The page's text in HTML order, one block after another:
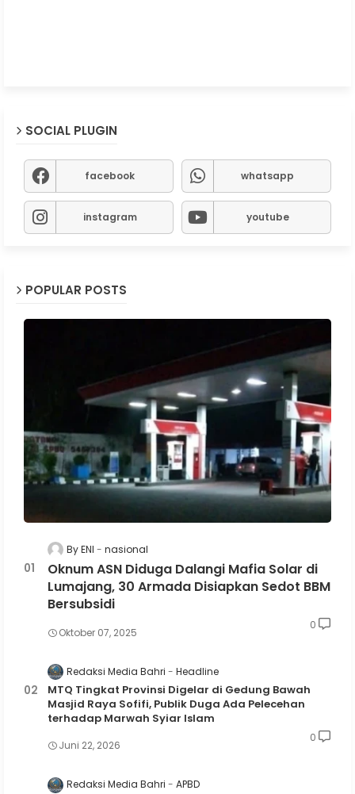
SOCIAL PLUGIN
facebook whatsapp
instagram youtube
POPULAR POSTS
By ENI nasional
Oknum ASN Diduga Dalangi Mafia Solar di
Lumajang, 30 Armada Disiapkan Sedot BBM
Bersubsidi
Oktober 07, 2025
0
Redaksi Media Bahri Headline
MTQ Tingkat Provinsi Digelar di Gedung Bawah
Masjid Raya Sofifi, Publik Duga Ada Pelecehan
terhadap Marwah Syiar Islam
Juni 22, 2026
0
Redaksi Media Bahri APBD